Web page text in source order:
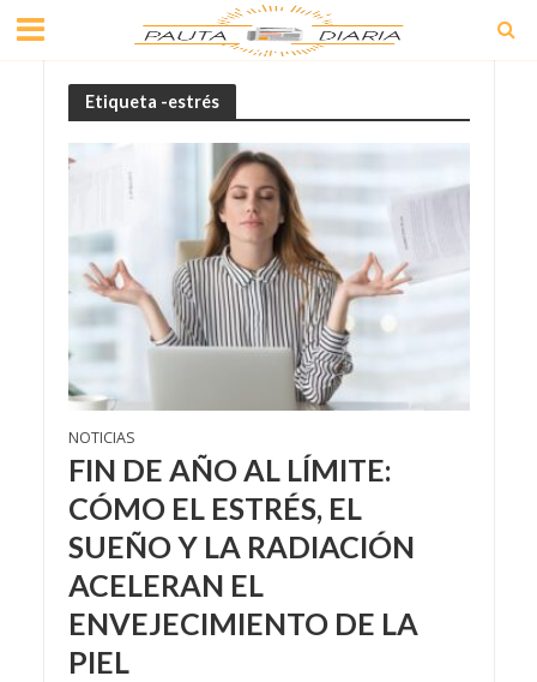
Etiqueta -estrés
NOTICIAS
FIN DE AÑO AL LÍMITE:
CÓMO EL ESTRÉS, EL
SUEÑO Y LA RADIACIÓN
ACELERAN EL
ENVEJECIMIENTO DE LA
PIEL